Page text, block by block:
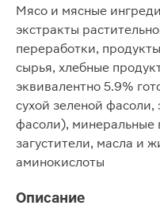
Мясо и мясные
экстракты
переработки,
сырья, хлебные
эквивалентно 5.9%
сухой зеленой фасоли,
фасоли), минеральные
загустители, масла и
аминокислоты
Описание